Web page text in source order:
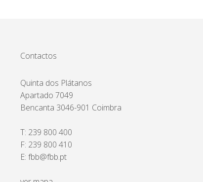
Contactos
Quinta dos Plátanos
Apartado 7049
Bencanta 3046-901 Coimbra
T: 239 800 400
F: 239 800 410
E:fbb@fbb.pt